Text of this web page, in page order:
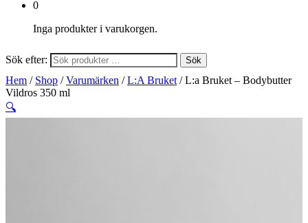
0
Inga produkter i varukorgen.
Sök efter: Sök
Hem / Shop /Varumärken /L:A Bruket / L:a Bruket – Bodybutter
Vildros 350 ml
🔍